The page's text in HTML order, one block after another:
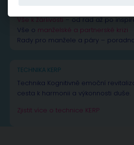
Vše k žárlivosti – od rad až po
Vše o manželské a partnerské krizi
Rady pro manžele a páry –
TECHNIKA KERP
Technika Kognitivně emoční
cesta k harmonii a výkonnosti duše.
Zjistit více o technice KERP